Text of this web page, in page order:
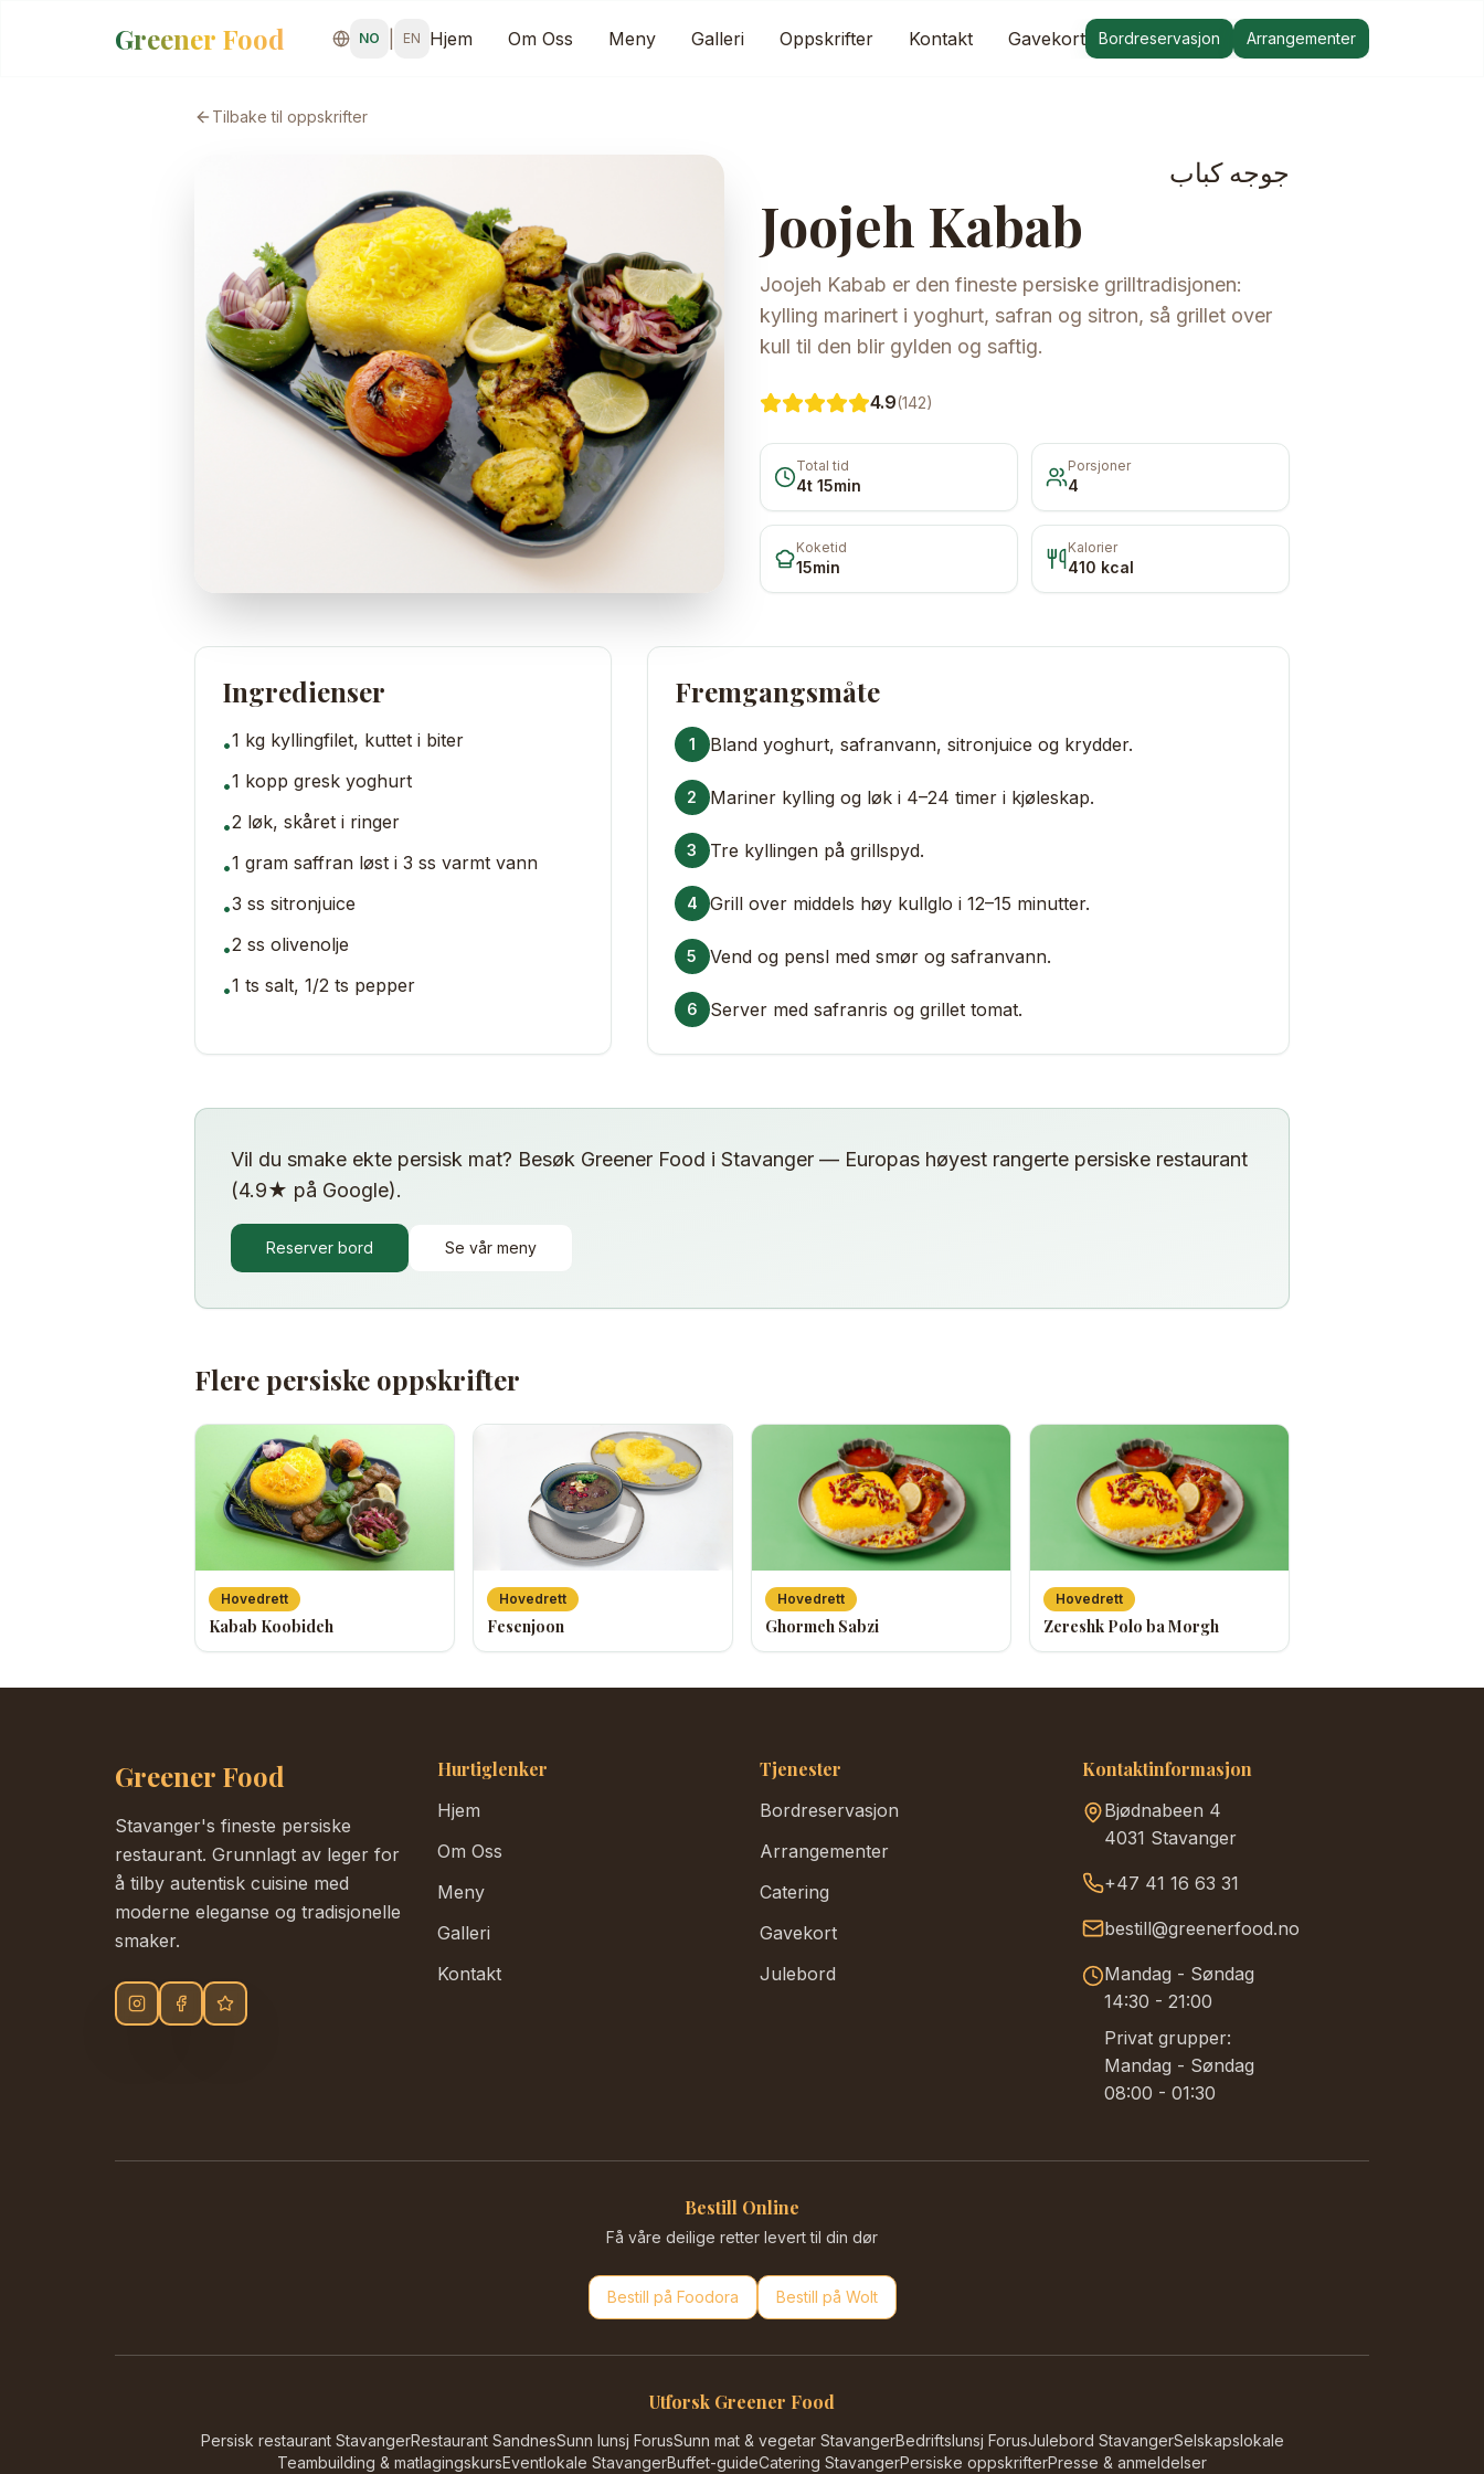
Greener Food NO EN Hjem Om Oss Meny Galleri Oppskrifter Kontakt Gavekort Bordreservasjon Arrangementer
Tilbake til oppskrifter
جوجه کباب
Joojeh Kabab
Joojeh Kabab er den fineste persiske grilltradisjonen:
kylling marinert i yoghurt, safran og sitron, så grillet over
kull til den blir gylden og saftig.
4.9(142)
Total tid
4t 15min
Porsjoner
4
Koketid
15min
Kalorier
410 kcal
Ingredienser
•1 kg kyllingfilet, kuttet i biter
•1 kopp gresk yoghurt
•2 løk, skåret i ringer
•1 gram saffran løst i 3 ss varmt vann
•3 ss sitronjuice
•2 ss olivenolje
•1 ts salt, 1/2 ts pepper
Fremgangsmåte
1 Bland yoghurt, safranvann, sitronjuice og krydder.
2 Mariner kylling og løk i 4–24 timer i kjøleskap.
3 Tre kyllingen på grillspyd.
4 Grill over middels høy kullglo i 12–15 minutter.
5 Vend og pensl med smør og safranvann.
6 Server med safranris og grillet tomat.
Vil du smake ekte persisk mat? Besøk Greener Food i Stavanger — Europas høyest rangerte persiske restaurant
(4.9★ på Google).
Reserver bord Se vår meny
Flere persiske oppskrifter
Hovedrett
Kabab Koobideh
Hovedrett
Fesenjoon
Hovedrett
Ghormeh Sabzi
Hovedrett
Zereshk Polo ba Morgh
Greener Food
Stavanger's fineste persiske
restaurant. Grunnlagt av leger for
å tilby autentisk cuisine med
moderne eleganse og tradisjonelle
smaker.
Hurtiglenker
Hjem
Om Oss
Meny
Galleri
Kontakt
Tjenester
Bordreservasjon
Arrangementer
Catering
Gavekort
Julebord
Kontaktinformasjon
Bjødnabeen 4
4031 Stavanger
+47 41 16 63 31
bestill@greenerfood.no
Mandag - Søndag
14:30 - 21:00
Privat grupper:
Mandag - Søndag
08:00 - 01:30
Bestill Online
Få våre deilige retter levert til din dør
Bestill på Foodora Bestill på Wolt
Utforsk Greener Food
Persisk restaurant StavangerRestaurant SandnesSunn lunsj ForusSunn mat & vegetar StavangerBedriftslunsj ForusJulebord StavangerSelskapslokale
Teambuilding & matlagingskursEventlokale StavangerBuffet-guideCatering StavangerPersiske oppskrifterPresse & anmeldelser